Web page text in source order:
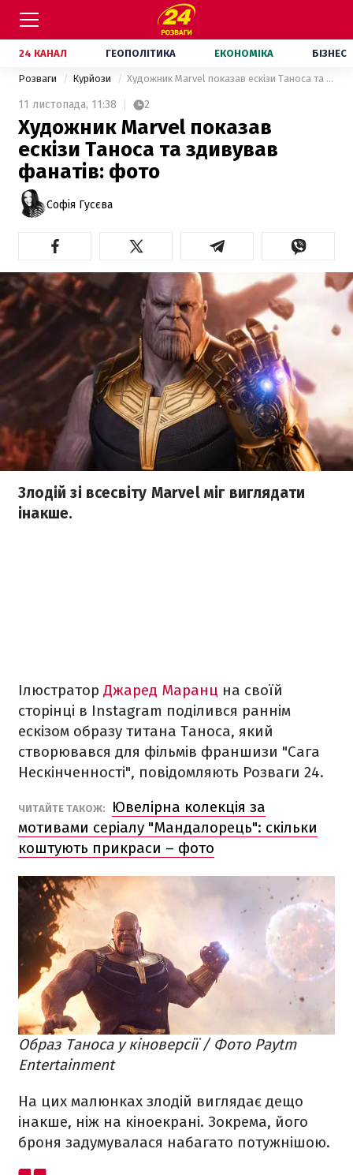
24 КАНАЛ ГЕОПОЛІТИКА ЕКОНОМІКА БІЗНЕС
Розваги Курйози Художник Marvel показав ескізи Таноса та здивував фанатів: фото
11 листопада, 11:38 2
Художник Marvel показав
ескізи Таноса та здивував
фанатів: фото
Софія Гусєва
Злодій зі всесвіту Marvel міг виглядати
інакше.
Ілюстратор Джаред Маранц на своїй
сторінці в Instagram поділився раннім
ескізом образу титана Таноса, який
створювався для фільмів франшизи "Сага
Нескінченності", повідомляють Розваги 24.
ЧИТАЙТЕ ТАКОЖ:
Ювелірна колекція за
мотивами серіалу "Мандалорець": скільки
коштують прикраси – фото
Образ Таноса у кіноверсії / Фото Paytm
Entertainment
На цих малюнках злодій виглядає дещо
інакше, ніж на кіноекрані. Зокрема, його
броня задумувалася набагато потужнішою.